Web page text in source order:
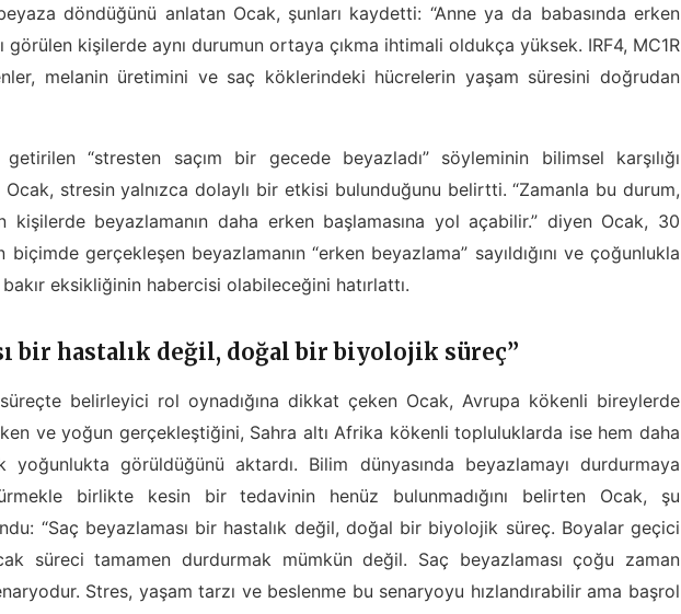
döndüğünü anlatan Ocak, şunları kaydetti: “Anne ya da babasında erken
görülen kişilerde aynı durumun ortaya çıkma ihtimali oldukça yüksek. IRF4, MC1R
melanin üretimini ve saç köklerindeki hücrelerin yaşam süresini doğrudan
“stresten saçım bir gecede beyazladı” söyleminin bilimsel karşılığı
Ocak, stresin yalnızca dolaylı bir etkisi bulunduğunu belirtti. “Zamanla bu durum,
kişilerde beyazlamanın daha erken başlamasına yol açabilir.” diyen Ocak, 30
gerçekleşen beyazlamanın “erken beyazlama” sayıldığını ve çoğunlukla
eksikliğinin habercisi olabileceğini hatırlattı.
bir hastalık değil, doğal bir biyolojik süreç”
belirleyici rol oynadığına dikkat çeken Ocak, Avrupa kökenli bireylerde
ve yoğun gerçekleştiğini, Sahra altı Afrika kökenli topluluklarda ise hem daha
görüldüğünü aktardı. Bilim dünyasında beyazlamayı durdurmaya
birlikte kesin bir tedavinin henüz bulunmadığını belirten Ocak, şu
“Saç beyazlaması bir hastalık değil, doğal bir biyolojik süreç. Boyalar geçici
süreci tamamen durdurmak mümkün değil. Saç beyazlaması çoğu zaman
Stres, yaşam tarzı ve beslenme bu senaryoyu hızlandırabilir ama başrol